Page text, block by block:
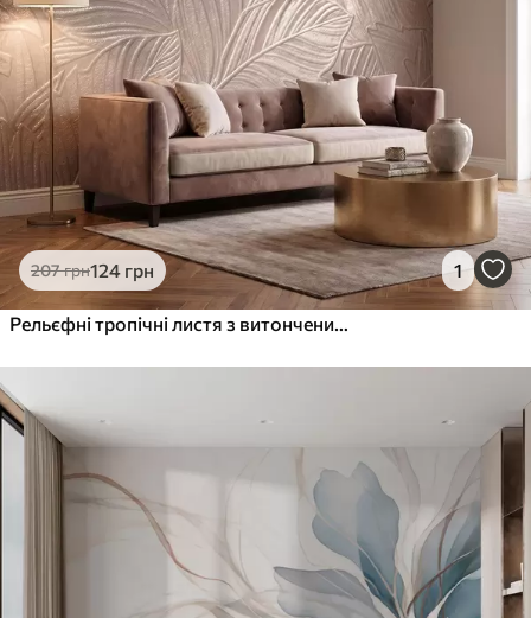
1066640грн/м²
Преміум Вініл
1216730 грн /м²
Peel and Stick
1458 875грн/м²
207грн124 грн 1